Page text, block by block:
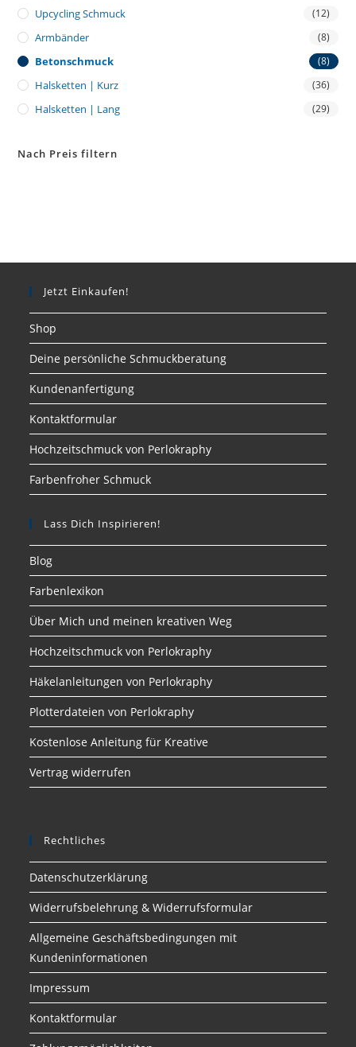
Upcycling Schmuck (12)
Armbänder (8)
Betonschmuck (8)
Halsketten | Kurz (36)
Halsketten | Lang (29)
Nach Preis filtern
Jetzt Einkaufen!
Shop
Deine persönliche Schmuckberatung
Kundenanfertigung
Kontaktformular
Hochzeitschmuck von Perlokraphy
Farbenfroher Schmuck
Lass Dich Inspirieren!
Blog
Farbenlexikon
Über Mich und meinen kreativen Weg
Hochzeitschmuck von Perlokraphy
Häkelanleitungen von Perlokraphy
Plotterdateien von Perlokraphy
Kostenlose Anleitung für Kreative
Vertrag widerrufen
Rechtliches
Datenschutzerklärung
Widerrufsbelehrung & Widerrufsformular
Allgemeine Geschäftsbedingungen mit
Kundeninformationen
Impressum
Kontaktformular